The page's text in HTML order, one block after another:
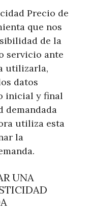
Precio de
que nos
de la
servicio ante
utilizarla,
datos
inicial y final
demandada
utiliza esta
la
UNA